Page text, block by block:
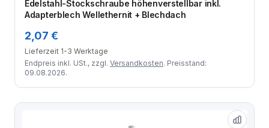
Edelstahl-Stockschraube höhenverstellbar inkl.
Adapterblech Wellethernit + Blechdach
2,07 €
Lieferzeit 1-3 Werktage
Endpreis inkl. USt., zzgl. Versandkosten. Preisstand:
09.08.2026.